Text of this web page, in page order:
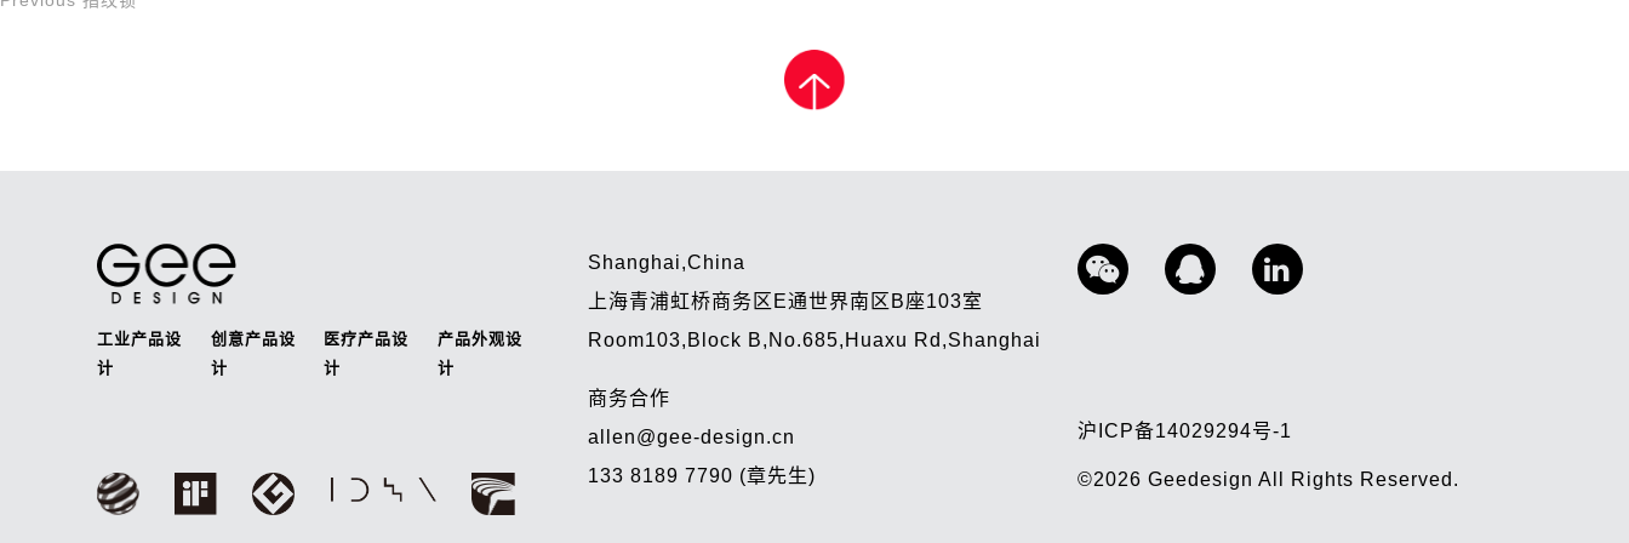
文
导
工业产品设
计
创意产品设
计
医疗产品设
计
产品外观设
计
Shanghai,China
上海青浦虹桥商务区E通世界南区B座103室
Room103,Block B,No.685,Huaxu Rd,Shanghai
商务合作
allen@gee-design.cn
133 8189 7790 (章先生)
沪ICP备14029294号-1
©2026GeedesignAll Rights Reserved.